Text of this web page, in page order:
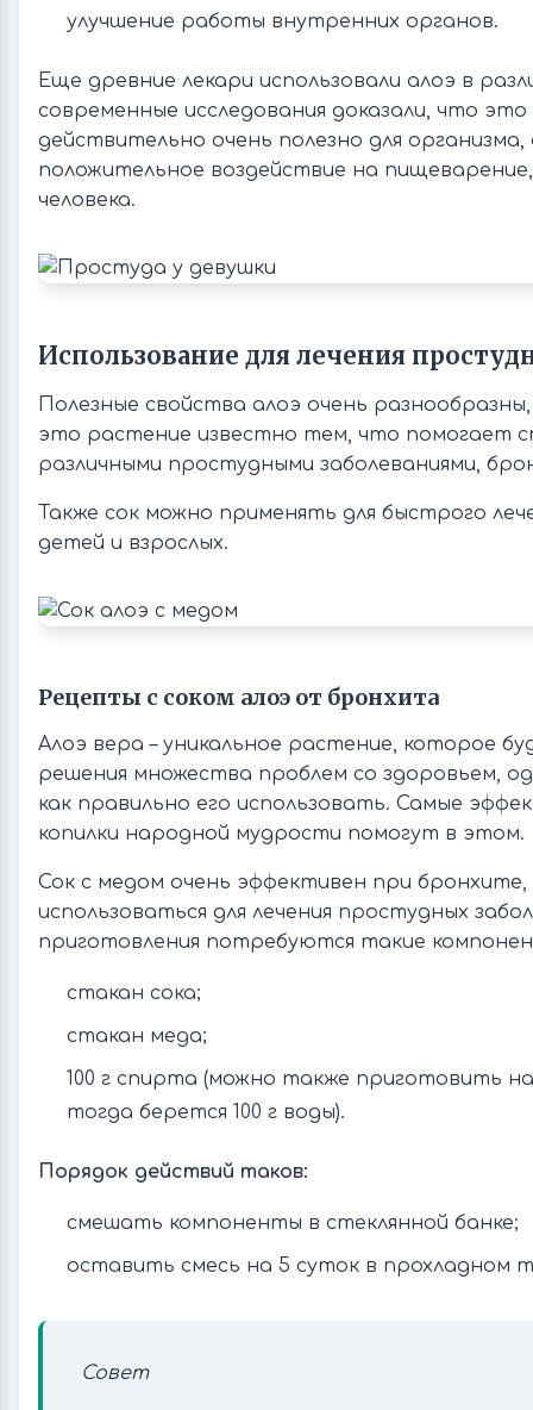
улучшение работы внутренних органов.
Еще древние лекари использовали алоэ в
современные исследования доказали, что
действительно очень полезно для
положительное воздействие на
человека.
Использование для лечения
Полезные свойства алоэ очень
это растение известно тем, что помогает
различными простудными заболеваниями,
Также сок можно применять для быстрого
детей и взрослых.
Рецепты с соком алоэ от бронхита
Алоэ вера – уникальное растение, которое
решения множества проблем со здоровьем,
как правильно его использовать. Самые
копилки народной мудрости помогут в этом.
Сок с медом очень эффективен при
использоваться для лечения простудных
приготовления потребуются такие
стакан сока;
стакан меда;
100 г спирта (можно также приготовить
тогда берется 100 г воды).
Порядок действий таков:
смешать компоненты в стеклянной банке;
оставить смесь на 5 суток в прохладном
Совет